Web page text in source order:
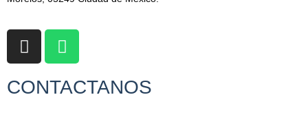
CONTACTANOS